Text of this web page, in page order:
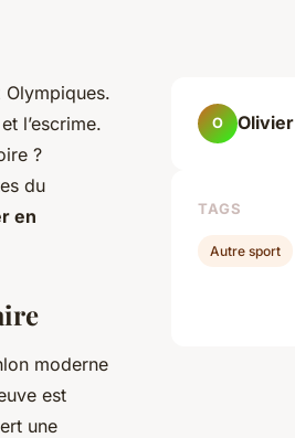
Olympiques.
l’escrime.
?
du
en
moderne
est
une
O Olivier
TAGS
Autre sport